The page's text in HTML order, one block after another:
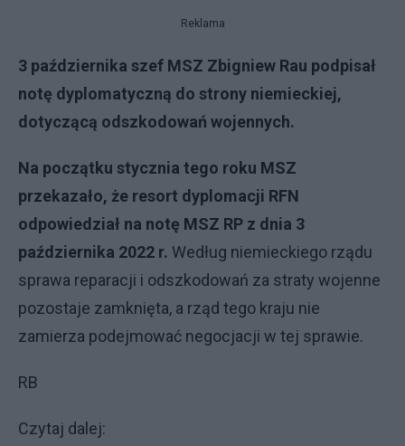
Reklama
3 października szef MSZ Zbigniew Rau podpisał
notę dyplomatyczną do strony niemieckiej,
dotyczącą odszkodowań wojennych.
Na początku stycznia tego roku MSZ
przekazało, że resort dyplomacji RFN
odpowiedział na notę MSZ RP z dnia 3
października 2022 r. Według niemieckiego rządu
sprawa reparacji i odszkodowań za straty wojenne
pozostaje zamknięta, a rząd tego kraju nie
zamierza podejmować negocjacji w tej sprawie.
RB
Czytaj dalej: